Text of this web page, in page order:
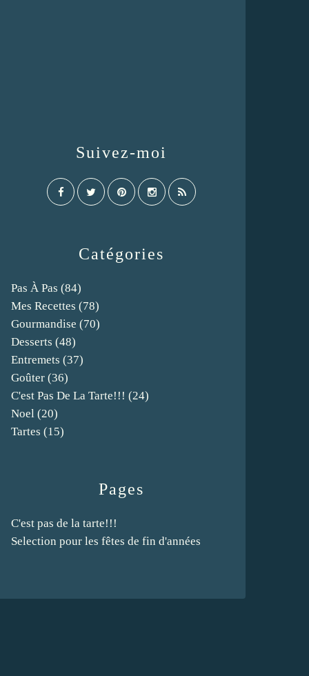
Catégories
Pas À Pas (84)
Mes Recettes (78)
Gourmandise (70)
Desserts (48)
Entremets (37)
Goûter (36)
C'est Pas De La Tarte!!! (24)
Noel (20)
Tartes (15)
Pages
C'est pas de la tarte!!!
Selection pour les fêtes de fin d'années
Suivez-moi